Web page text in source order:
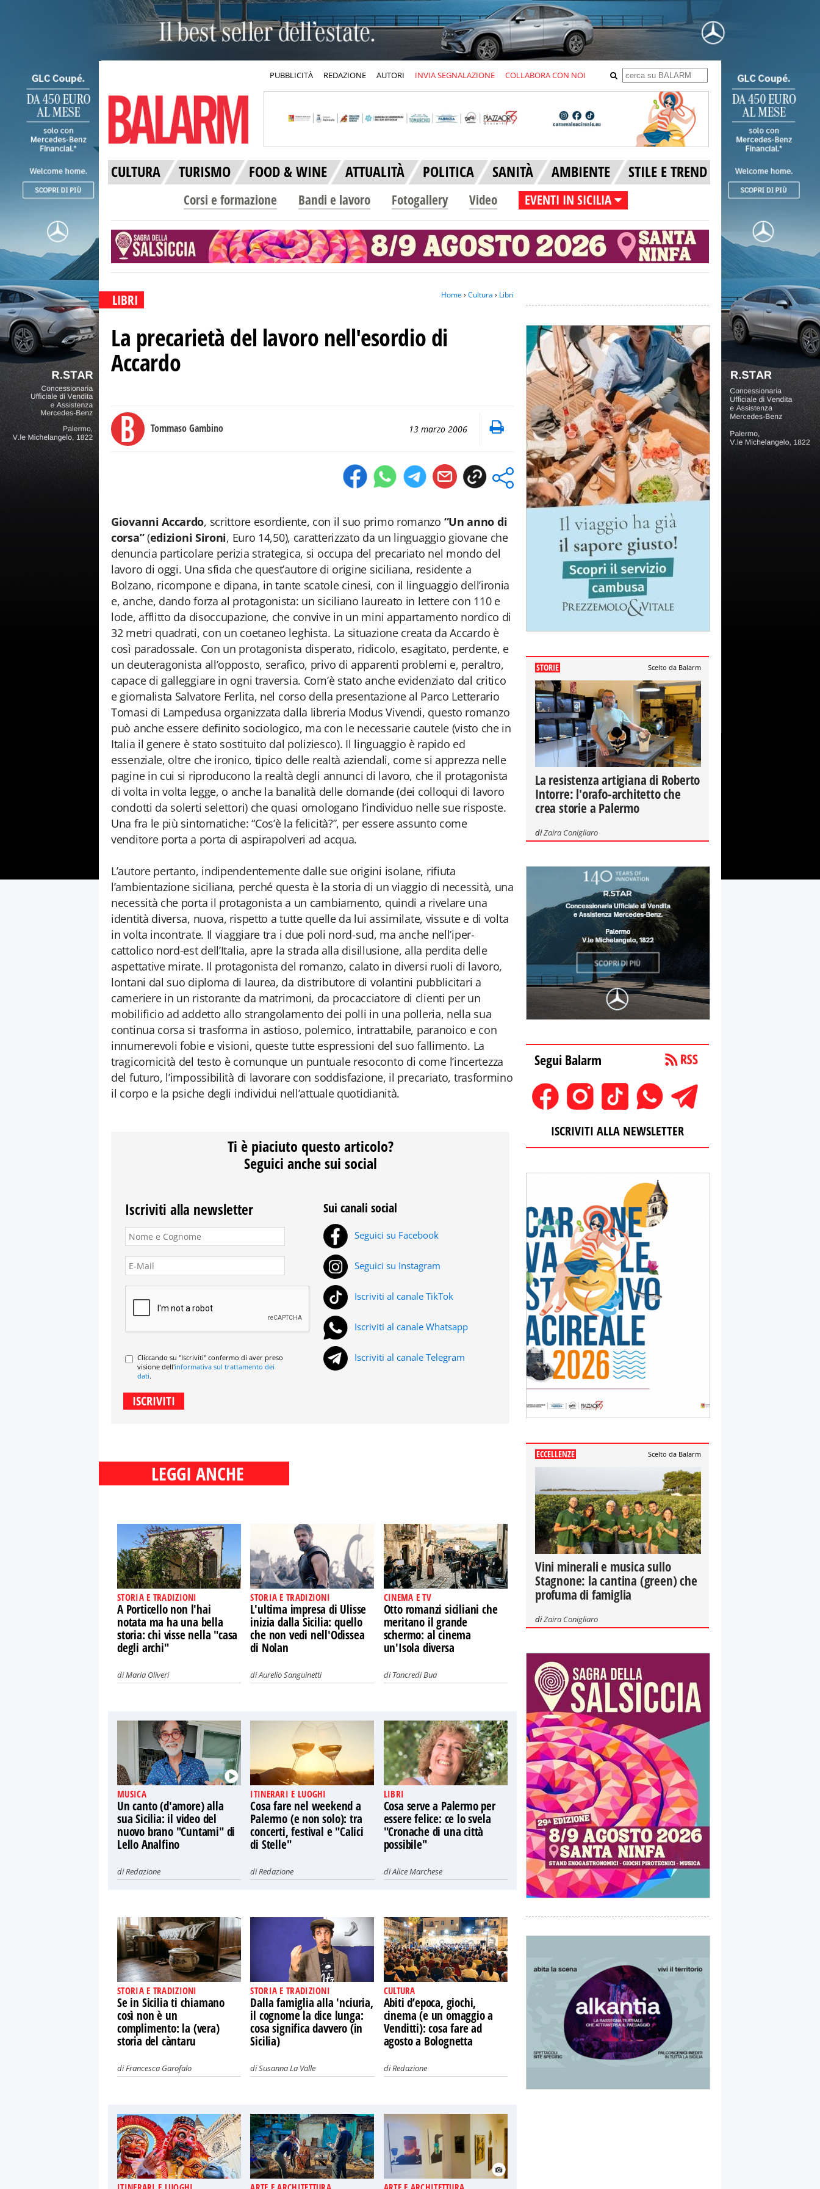
PUBBLICITÀ REDAZIONE AUTORI INVIA SEGNALAZIONE COLLABORA CON NOI
CULTURA TURISMO FOOD & WINE ATTUALITÀ POLITICA SANITÀ AMBIENTE STILE E TREND
Corsi e formazione Bandi e lavoro Fotogallery Video EVENTI IN SICILIA
LIBRI Home› Cultura › Libri
La precarietà del lavoro nell'esordio di
Accardo
Tommaso Gambino 13 marzo 2006
Giovanni Accardo, scrittore esordiente, con il suo primo romanzo “Un anno di
corsa”(edizioni Sironi, Euro 14,50), caratterizzato da un linguaggio giovane che
denuncia particolare perizia strategica, si occupa del precariato nel mondo del
lavoro di oggi. Una sfida che quest’autore di origine siciliana, residente a
Bolzano, ricompone e dipana, in tante scatole cinesi, con il linguaggio dell’ironia
e, anche, dando forza al protagonista: un siciliano laureato in lettere con 110 e
lode, afflitto da disoccupazione, che convive in un mini appartamento nordico di
32 metri quadrati, con un coetaneo leghista. La situazione creata da Accardo è
così paradossale. Con un protagonista disperato, ridicolo, esagitato, perdente, e
un deuteragonista all’opposto, serafico, privo di apparenti problemi e, peraltro,
capace di galleggiare in ogni traversia. Com’è stato anche evidenziato dal critico
e giornalista Salvatore Ferlita, nel corso della presentazione al Parco Letterario
Tomasi di Lampedusa organizzata dalla libreria Modus Vivendi, questo romanzo
può anche essere definito sociologico, ma con le necessarie cautele (visto che in
Italia il genere è stato sostituito dal poliziesco). Il linguaggio è rapido ed
essenziale, oltre che ironico, tipico delle realtà aziendali, come si apprezza nelle
pagine in cui si riproducono la realtà degli annunci di lavoro, che il protagonista
di volta in volta legge, o anche la banalità delle domande (dei colloqui di lavoro
condotti da solerti selettori) che quasi omologano l’individuo nelle sue risposte.
Una fra le più sintomatiche: “Cos’è la felicità?”, per essere assunto come
venditore porta a porta di aspirapolveri ad acqua.
L’autore pertanto, indipendentemente dalle sue origini isolane, rifiuta
l’ambientazione siciliana, perché questa è la storia di un viaggio di necessità, una
necessità che porta il protagonista a un cambiamento, quindi a rivelare una
identità diversa, nuova, rispetto a tutte quelle da lui assimilate, vissute e di volta
in volta incontrate. Il viaggiare tra i due poli nord-sud, ma anche nell’iper-
cattolico nord-est dell’Italia, apre la strada alla disillusione, alla perdita delle
aspettative mirate. Il protagonista del romanzo, calato in diversi ruoli di lavoro,
lontani dal suo diploma di laurea, da distributore di volantini pubblicitari a
cameriere in un ristorante da matrimoni, da procacciatore di clienti per un
mobilificio ad addetto allo strangolamento dei polli in una polleria, nella sua
continua corsa si trasforma in astioso, polemico, intrattabile, paranoico e con
innumerevoli fobie e visioni, queste tutte espressioni del suo fallimento. La
tragicomicità del testo è comunque un puntuale resoconto di come l’incertezza
del futuro, l’impossibilità di lavorare con soddisfazione, il precariato, trasformino
il corpo e la psiche degli individui nell’attuale quotidianità.
Ti è piaciuto questo articolo?
Seguici anche sui social
Iscriviti alla newsletter
Cliccando su "Iscriviti" confermo di aver preso
visione dell'informativa sul trattamento dei
dati.
Sui canali social
Seguici su Facebook
Seguici su Instagram
Iscriviti al canale TikTok
Iscriviti al canale Whatsapp
Iscriviti al canale Telegram
LEGGI ANCHE
STORIA E TRADIZIONI
A Porticello non l'hai
notata ma ha una bella
storia: chi visse nella "casa
degli archi"
diMaria Oliveri
STORIA E TRADIZIONI
L'ultima impresa di Ulisse
inizia dalla Sicilia: quello
che non vedi nell'Odissea
di Nolan
diAurelio Sanguinetti
CINEMA E TV
Otto romanzi siciliani che
meritano il grande
schermo: al cinema
un'Isola diversa
diTancredi Bua
MUSICA
Un canto (d'amore) alla
sua Sicilia: il video del
nuovo brano "Cuntami" di
Lello Analfino
diRedazione
ITINERARI E LUOGHI
Cosa fare nel weekend a
Palermo (e non solo): tra
concerti, festival e "Calici
di Stelle"
diRedazione
LIBRI
Cosa serve a Palermo per
essere felice: ce lo svela
"Cronache di una città
possibile"
diAlice Marchese
STORIA E TRADIZIONI
Se in Sicilia ti chiamano
così non è un
complimento: la (vera)
storia del càntaru
diFrancesca Garofalo
STORIA E TRADIZIONI
Dalla famiglia alla 'nciuria,
il cognome la dice lunga:
cosa significa davvero (in
Sicilia)
diSusanna La Valle
CULTURA
Abiti d’epoca, giochi,
cinema (e un omaggio a
Venditti): cosa fare ad
agosto a Bolognetta
diRedazione
STORIE Scelto da Balarm
La resistenza artigiana di Roberto
Intorre: l'orafo-architetto che
crea storie a Palermo
diZaira Conigliaro
Segui Balarm
ISCRIVITI ALLA NEWSLETTER
ECCELLENZE Scelto da Balarm
Vini minerali e musica sullo
Stagnone: la cantina (green) che
profuma di famiglia
diZaira Conigliaro